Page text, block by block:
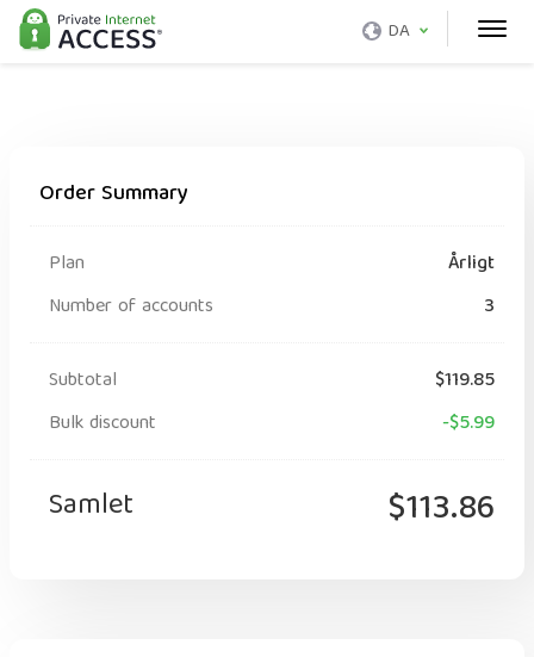
DA
Order Summary
Plan
Årligt
Number of accounts
3
Subtotal
$119.85
Bulk discount
-$5.99
Samlet $113.86